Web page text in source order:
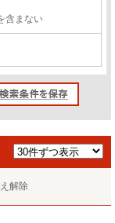
含まない
解除